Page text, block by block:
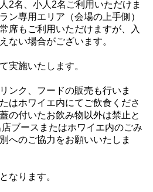
2名、小人2名ご利用いただけま
ン専用エリア（会場の上手側）
席もご利用いただけますが、入
ない場合がございます。
実施いたします。
ンク、フードの販売も行いま
はホワイエ内にてご飲食くださ
の付いたお飲み物以外は禁止と
ブースまたはホワイエ内のごみ
へのご協力をお願いいたしま
なります。